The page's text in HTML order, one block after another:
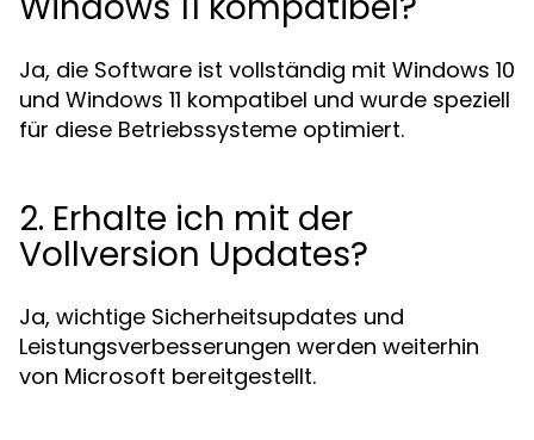
Ja, die Software ist vollständig mit Windows 10
und Windows 11 kompatibel und wurde speziell
für diese Betriebssysteme optimiert.
2. Erhalte ich mit der
Vollversion Updates?
Ja, wichtige Sicherheitsupdates und
Leistungsverbesserungen werden weiterhin
von Microsoft bereitgestellt.